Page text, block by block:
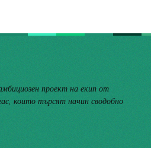
проект на екип от
които търсят начин сводобно